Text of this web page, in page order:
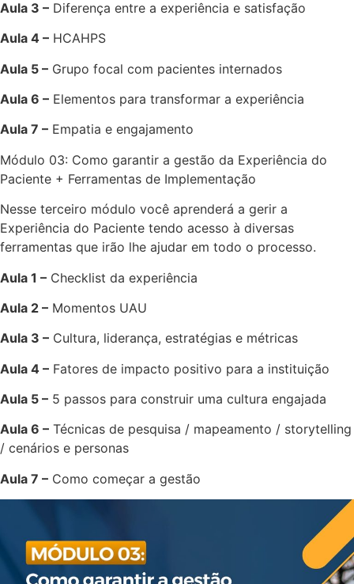
Aula 3 – Diferença entre a experiência e satisfação
Aula 4 – HCAHPS
Aula 5 – Grupo focal com pacientes internados
Aula 6 – Elementos para transformar a experiência
Aula 7 – Empatia e engajamento
Módulo 03: Como garantir a gestão da Experiência do
Paciente + Ferramentas de Implementação
Nesse terceiro módulo você aprenderá a gerir a
Experiência do Paciente tendo acesso à diversas
ferramentas que irão lhe ajudar em todo o processo.
Aula 1 – Checklist da experiência
Aula 2 – Momentos UAU
Aula 3 – Cultura, liderança, estratégias e métricas
Aula 4 – Fatores de impacto positivo para a instituição
Aula 5 – 5 passos para construir uma cultura engajada
Aula 6 – Técnicas de pesquisa / mapeamento / storytelling
/ cenários e personas
Aula 7 – Como começar a gestão